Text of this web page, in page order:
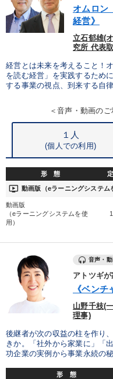
オムロン
経営》
立石郁雄(
究所 代表
経営とは未来を考えること！
を読む経営」を実践するため
する事業の視点、到来する自
＜音声・動画の
１人
(個人での利用)
形 態
ondemand_video 動画版（eラーニングシステム
動画版
（eラーニングシステムを使
用）
音声・
アトツギ
《ベン
山野千枝(
理事)
後継者が次の収益の柱を作り
きか。「社外から家業に」「
功企業の実例から事業永続の
形 態